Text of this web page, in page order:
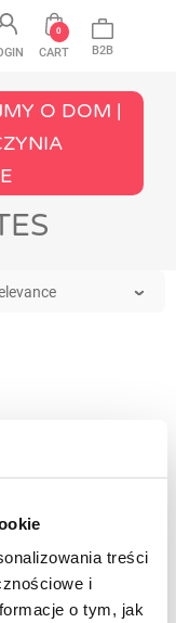
treści
i
o tym, jak
CART
0
B2B
O DOM |